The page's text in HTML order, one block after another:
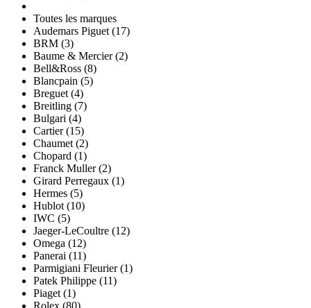
Toutes les marques
Audemars Piguet (17)
BRM (3)
Baume & Mercier (2)
Bell&Ross (8)
Blancpain (5)
Breguet (4)
Breitling (7)
Bulgari (4)
Cartier (15)
Chaumet (2)
Chopard (1)
Franck Muller (2)
Girard Perregaux (1)
Hermes (5)
Hublot (10)
IWC (5)
Jaeger-LeCoultre (12)
Omega (12)
Panerai (11)
Parmigiani Fleurier (1)
Patek Philippe (11)
Piaget (1)
Rolex (80)